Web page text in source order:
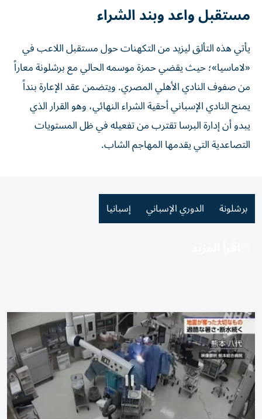
مستقبل واعد وبند الشراء
يأتي هذه التألق ليزيد من التكهنات حول مستقبل اللاعب في
«لاماسيا»؛ حيث يقضي حمزة موسمه الحالي مع برشلونة معاراً
من صفوف النادي الأهلي المصري. ويتضمن عقد الإعارة بنداً
يمنح النادي الإسباني أحقية الشراء النهائي، وهو القرار الذي
يبدو أن إدارة البرسا تقترب من تفعيله في ظل المستويات
التصاعدية التي يقدمها المهاجم الشاب.
برشلونة الدوري الإسباني إسبانيا